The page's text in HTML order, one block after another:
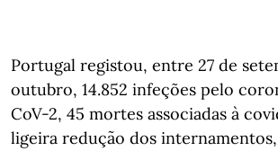
Portugal registou, entre 27 de
outubro, 14.852 infeções pelo
CoV-2, 45 mortes associadas à
ligeira redução dos